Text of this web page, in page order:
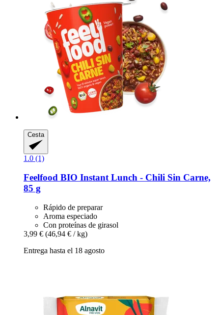
Cesta
1.0 (1)
Feelfood BIO Instant Lunch -​ Chili Sin Carne,
85 g
Rápido de preparar
Aroma especiado
Con proteínas de girasol
3,99 € (46,94 € / kg)
Entrega hasta el 18 agosto